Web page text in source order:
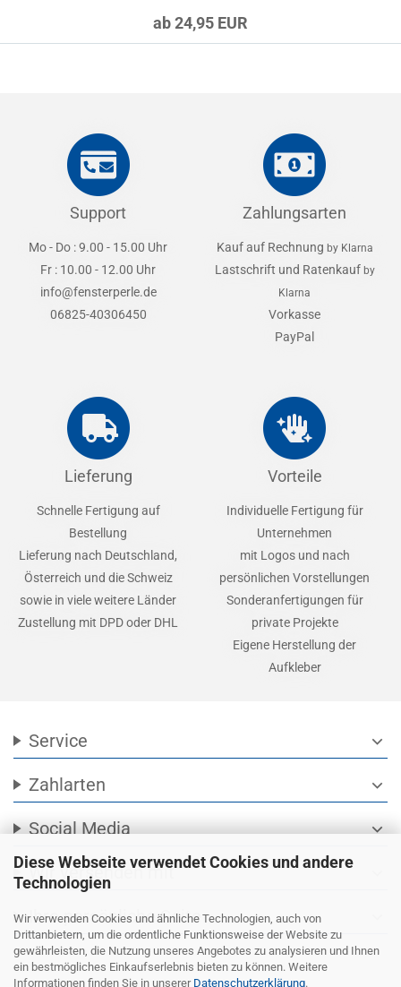
Diese Webseite verwendet Cookies und andere
Technologien
Wir verwenden Cookies und ähnliche Technologien, auch von
Drittanbietern, um die ordentliche Funktionsweise der Website zu
gewährleisten, die Nutzung unseres Angebotes zu analysieren und Ihnen
ein bestmögliches Einkaufserlebnis bieten zu können. Weitere
Informationen finden Sie in unserer Datenschutzerklärung.
ab 24,95 EUR
Support
Mo - Do : 9.00 - 15.00 Uhr
Fr : 10.00 - 12.00 Uhr
info@fensterperle.de
06825-40306450
Zahlungsarten
Kauf auf Rechnung by Klarna
Lastschrift und Ratenkauf by
Klarna
Vorkasse
PayPal
Lieferung
Schnelle Fertigung auf
Bestellung
Lieferung nach Deutschland,
Österreich und die Schweiz
sowie in viele weitere Länder
Zustellung mit DPD oder DHL
Vorteile
Individuelle Fertigung für
Unternehmen
mit Logos und nach
persönlichen Vorstellungen
Sonderanfertigungen für
private Projekte
Eigene Herstellung der
Aufkleber
Service expand_more
Zahlarten expand_more
Social Media expand_more
Wir versenden mit
Ihre persönliche Seite